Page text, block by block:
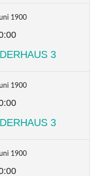
1900
3
1900
3
1900